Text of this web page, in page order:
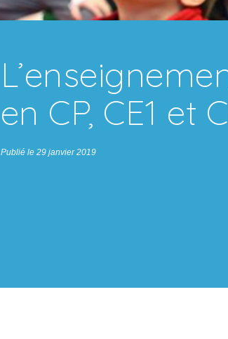
en CP, CE1 et
Publié le 29 janvier 2019